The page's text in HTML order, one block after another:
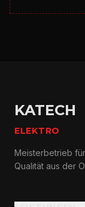
KATECH
ELEKTRO
Meisterbetrieb
Qualität aus der